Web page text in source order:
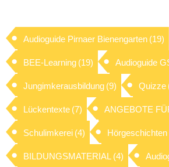
Audioguide Pirnaer Bienengarten (19)
BEE-Learning (19) Audioguide
Jungimkerausbildung (9) Quizze
Lückentexte (7) ANGEBOTE
Schulimkerei (4) Hörgeschichten
BILDUNGSMATERIAL (4)